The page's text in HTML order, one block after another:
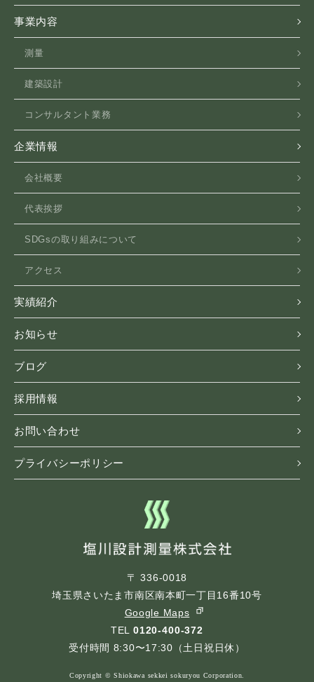
事業内容
測量
建築設計
コンサルタント業務
企業情報
会社概要
代表挨拶
SDGsの取り組みについて
アクセス
実績紹介
お知らせ
ブログ
採用情報
お問い合わせ
プライバシーポリシー
〒 336-0018
埼玉県さいたま市南区南本町一丁目16番10号
Google Maps
TEL 0120-400-372
受付時間 8:30〜17:30（土日祝日休）
Copyright © Shiokawa sekkei sokuryou Corporation.